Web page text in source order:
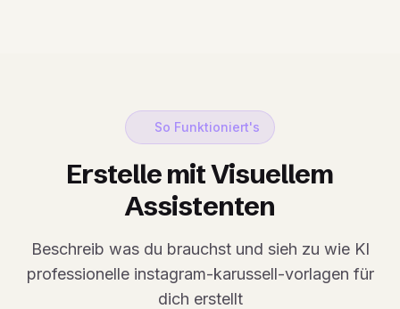
So Funktioniert's
Erstelle mit Visuellem
Assistenten
Beschreib was du brauchst und sieh zu wie KI
professionelle instagram-karussell-vorlagen für
dich erstellt